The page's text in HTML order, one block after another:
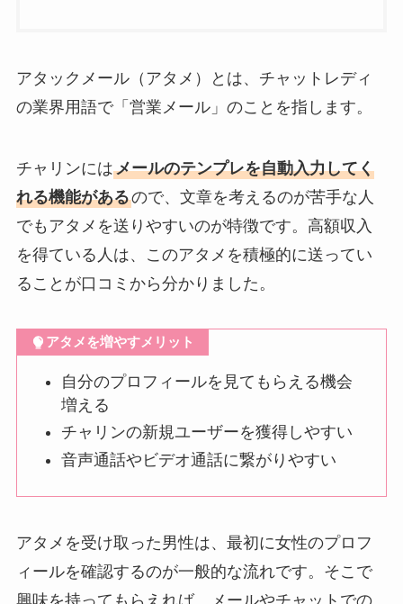
アタックメール（アタメ）とは、チャットレディ
の業界用語で「営業メール」のことを指します。
チャリンにはメールのテンプレを自動入力してく
れる機能があるので、文章を考えるのが苦手な人
でもアタメを送りやすいのが特徴です。高額収入
を得ている人は、このアタメを積極的に送ってい
ることが口コミから分かりました。
アタメを増やすメリット
自分のプロフィールを見てもらえる機会
増える
チャリンの新規ユーザーを獲得しやすい
音声通話やビデオ通話に繋がりやすい
アタメを受け取った男性は、最初に女性のプロフ
ィールを確認するのが一般的な流れです。そこで